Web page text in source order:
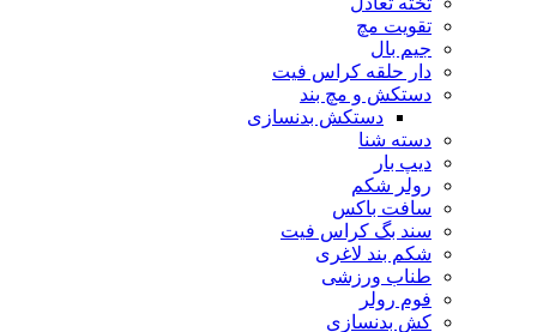
تقویت مچ
جیم بال
دار حلقه کراس فیت
دستکش و مچ بند
دستکش بدنسازی
دسته شنا
دیپ بار
رولر شکم
سافت باکس
سند بگ کراس فیت
شکم بند لاغری
طناب ورزشی
فوم رولر
کش بدنسازی